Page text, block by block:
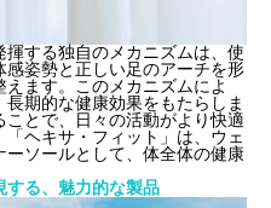
揮する独自のメカニズムは、使
姿勢と正しい足のアーチを形
ます。このメカニズムによ
期的な健康効果をもたらしま
とで、日々の活動がより快適
ヘキサ・フィット」は、ウェ
ソールとして、体全体の健康
する、魅力的な製品